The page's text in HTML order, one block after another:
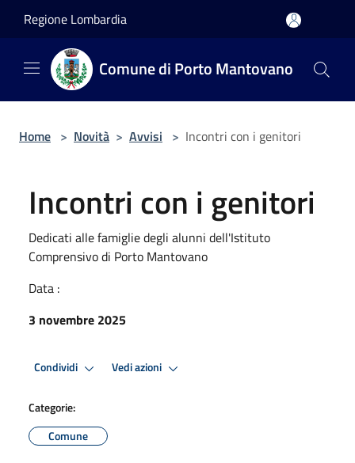
Regione Lombardia
Comune di Porto Mantovano
Home > Novità > Avvisi > Incontri con i genitori
Incontri con i genitori
Dedicati alle famiglie degli alunni dell'Istituto
Comprensivo di Porto Mantovano
Data :
3 novembre 2025
Condividi Vedi azioni
Categorie:
Comune